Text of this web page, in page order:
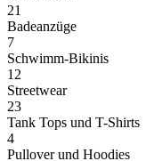
21
Badeanzüge
7
Schwimm-Bikinis
12
Streetwear
23
Tank Tops und T-Shirts
4
Pullover und Hoodies